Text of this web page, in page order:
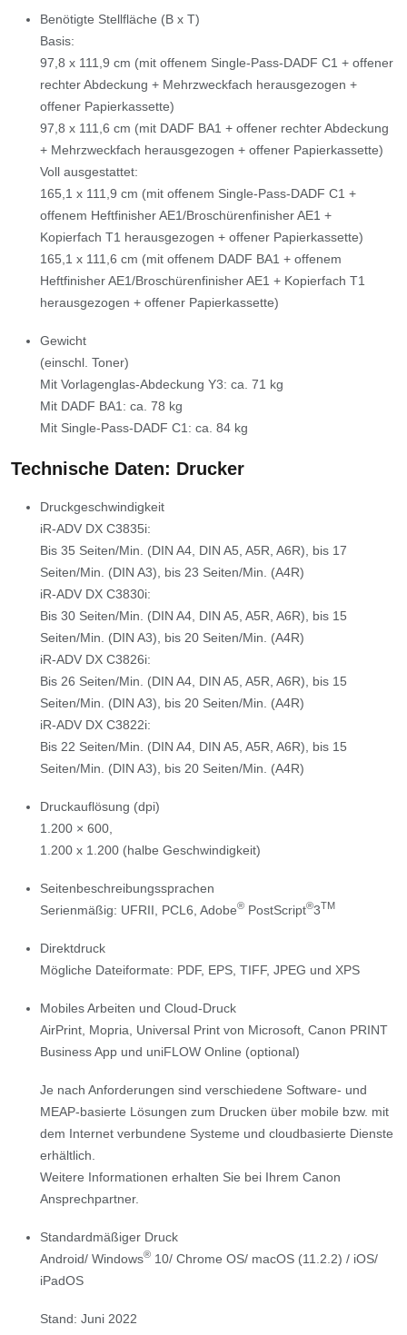
Benötigte Stellfläche (B x T)
Basis:
97,8 x 111,9 cm (mit offenem Single-Pass-DADF C1 + offener
rechter Abdeckung + Mehrzweckfach herausgezogen +
offener Papierkassette)
97,8 x 111,6 cm (mit DADF BA1 + offener rechter Abdeckung
+ Mehrzweckfach herausgezogen + offener Papierkassette)
Voll ausgestattet:
165,1 x 111,9 cm (mit offenem Single-Pass-DADF C1 +
offenem Heftfinisher AE1/Broschürenfinisher AE1 +
Kopierfach T1 herausgezogen + offener Papierkassette)
165,1 x 111,6 cm (mit offenem DADF BA1 + offenem
Heftfinisher AE1/Broschürenfinisher AE1 + Kopierfach T1
herausgezogen + offener Papierkassette)
Gewicht
(einschl. Toner)
Mit Vorlagenglas-Abdeckung Y3: ca. 71 kg
Mit DADF BA1: ca. 78 kg
Mit Single-Pass-DADF C1: ca. 84 kg
Technische Daten: Drucker
Druckgeschwindigkeit
iR-ADV DX C3835i:
Bis 35 Seiten/Min. (DIN A4, DIN A5, A5R, A6R), bis 17
Seiten/Min. (DIN A3), bis 23 Seiten/Min. (A4R)
iR-ADV DX C3830i:
Bis 30 Seiten/Min. (DIN A4, DIN A5, A5R, A6R), bis 15
Seiten/Min. (DIN A3), bis 20 Seiten/Min. (A4R)
iR-ADV DX C3826i:
Bis 26 Seiten/Min. (DIN A4, DIN A5, A5R, A6R), bis 15
Seiten/Min. (DIN A3), bis 20 Seiten/Min. (A4R)
iR-ADV DX C3822i:
Bis 22 Seiten/Min. (DIN A4, DIN A5, A5R, A6R), bis 15
Seiten/Min. (DIN A3), bis 20 Seiten/Min. (A4R)
Druckauflösung (dpi)
1.200 × 600,
1.200 x 1.200 (halbe Geschwindigkeit)
Seitenbeschreibungssprachen
Serienmäßig: UFRII, PCL6, Adobe® PostScript®3TM
Direktdruck
Mögliche Dateiformate: PDF, EPS, TIFF, JPEG und XPS
Mobiles Arbeiten und Cloud-Druck
AirPrint, Mopria, Universal Print von Microsoft, Canon PRINT
Business App und uniFLOW Online (optional)
Je nach Anforderungen sind verschiedene Software- und
MEAP-basierte Lösungen zum Drucken über mobile bzw. mit
dem Internet verbundene Systeme und cloudbasierte Dienste
erhältlich.
Weitere Informationen erhalten Sie bei Ihrem Canon
Ansprechpartner.
Standardmäßiger Druck
Android/ Windows® 10/ Chrome OS/ macOS (11.2.2) / iOS/
iPadOS
Stand: Juni 2022